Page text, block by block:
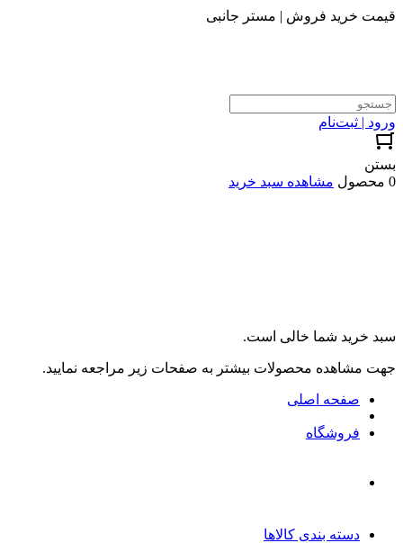
قیمت خرید فروش | مستر جانبی
ورود | ثبت‌نام
بستن
0 محصول
مشاهده سبد خرید
سبد خرید شما خالی است.
جهت مشاهده محصولات بیشتر به صفحات زیر مراجعه نمایید.
صفحه اصلی
فروشگاه
دسته بندی کالاها